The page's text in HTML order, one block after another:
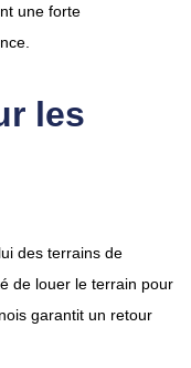
une forte
les
des terrains de
de louer le terrain pour
garantit un retour